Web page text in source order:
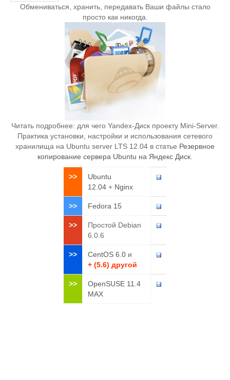
Обмениваться, хранить, передавать Ваши файлы стало
просто как никогда.
Читать подробнее: для чего Yandex-Диск проекту Mini-Server.
Практика установки, настройки и использования сетевого
хранилища на Ubuntu server LTS 12.04 в статье Резервное
копирование сервера Ubuntu на Яндекс Диск
>>
Ubuntu
12.04 + Nginx
>> Fedora 15
>>
Простой Debian
6.0.6
>> CentOS 6.0 и
+ (5.6) другой
>>
OpenSUSE 11.4
MAX